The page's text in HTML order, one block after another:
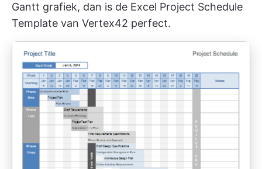
Gantt grafiek, dan is de Excel Project Schedule
Template van Vertex42 perfect.